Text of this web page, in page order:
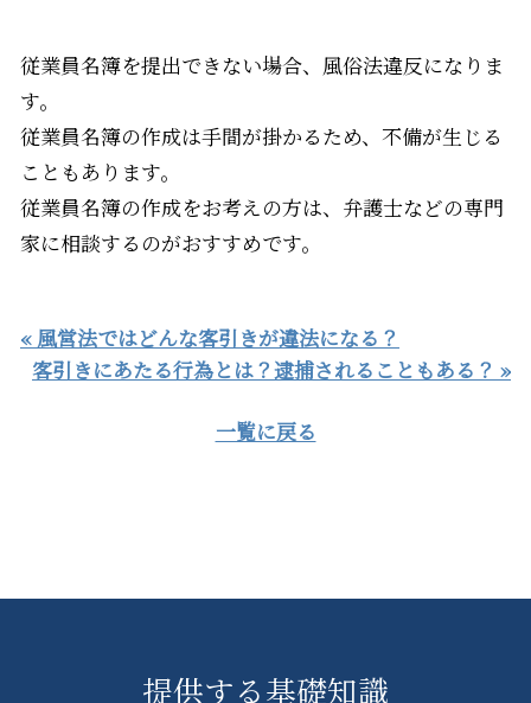
従業員名簿を提出できない場合、風俗法違反になりま
す。
従業員名簿の作成は手間が掛かるため、不備が生じる
こともあります。
従業員名簿の作成をお考えの方は、弁護士などの専門
家に相談するのがおすすめです。
« 風営法ではどんな客引きが違法になる？
客引きにあたる行為とは？逮捕されることもある？ »
一覧に戻る
提供する基礎知識